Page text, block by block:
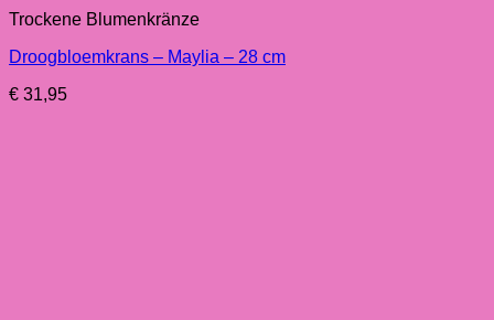
Trockene Blumenkränze
Droogbloemkrans – Maylia – 28 cm
€ 31,95